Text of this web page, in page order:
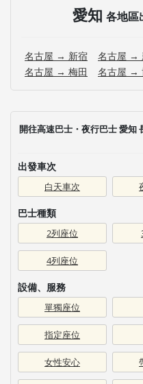
愛知 各地區
名古屋 → 新宿 名古屋 →
名古屋 → 梅田
名古屋 →
開往高速巴士・夜行巴士 愛知
出發車次
白天車次
巴士種類
2列座位
4列座位
設備、服務
單獨座位
指定座位
女性安心